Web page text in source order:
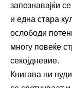
запознавајќи
и една стара
ослободи
многу повеќе
секојдневие.
Книгава ни